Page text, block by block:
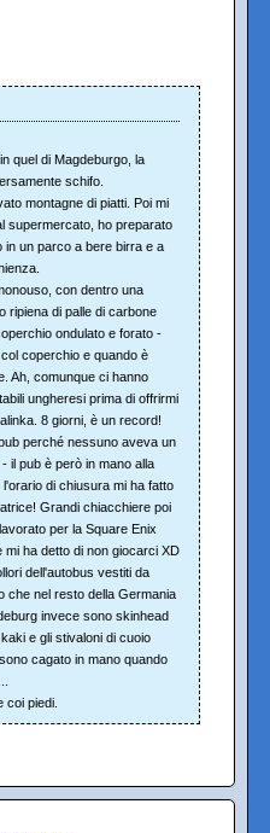
quel di Magdeburgo, la
schifo.
montagne di piatti. Poi mi
supermercato, ho preparato
in un parco a bere birra e a
con dentro una
ripiena di palle di carbone
ondulato e forato -
coperchio e quando è
Ah, comunque ci hanno
ungheresi prima di offrirmi
8 giorni, è un record!
perché nessuno aveva un
il pub è però in mano alla
di chiusura mi ha fatto
Grandi chiacchiere poi
per la Square Enix
ha detto di non giocarci XD
dell'autobus vestiti da
che nel resto della Germania
invece sono skinhead
e gli stivaloni di cuoio
cagato in mano quando
coi piedi.